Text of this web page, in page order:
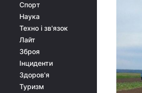
Спорт
Наука
Техно і зв'язок
Лайт
Зброя
Інциденти
Здоров'я
Туризм